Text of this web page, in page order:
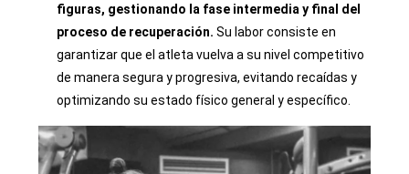
figuras, gestionando la fase intermedia y final del
proceso de recuperación. Su labor consiste en
garantizar que el atleta vuelva a su nivel competitivo
de manera segura y progresiva, evitando recaídas y
optimizando su estado físico general y específico.